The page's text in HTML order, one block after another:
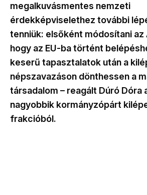
megalkuvásmentes nemzeti
érdekképviselethez további
tenniük: elsőként módosítani
hogy az EU-ba történt
keserű tapasztalatok után a
népszavazáson dönthessen a
társadalom – reagált Dúró Dóra
nagyobbik kormányzópárt
frakcióból.